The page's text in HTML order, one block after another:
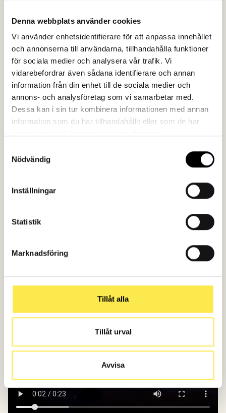
Denna webbplats använder cookies
Vi använder enhetsidentifierare för att anpassa innehållet
och annonserna till användarna, tillhandahålla funktioner
för sociala medier och analysera vår trafik. Vi
vidarebefordrar även sådana identifierare och annan
information från din enhet till de sociala medier och
annons- och analysföretag som vi samarbetar med.
Dessa kan i sin tur kombinera informationen med annan
information som du har tillhandahållit eller som de har
Nödvändig
Inställningar
Statistik
Marknadsföring
Tillåt alla
Tillåt urval
Avvisa
för!